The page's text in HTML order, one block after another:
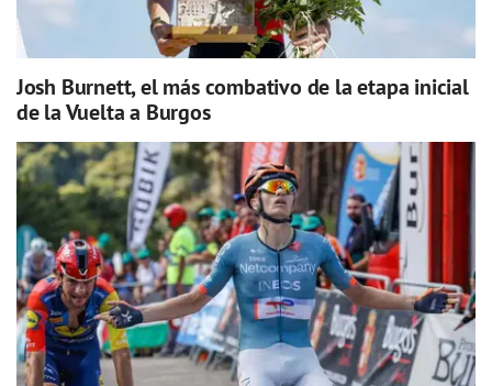
Josh Burnett, el más combativo de la etapa inicial
de la Vuelta a Burgos